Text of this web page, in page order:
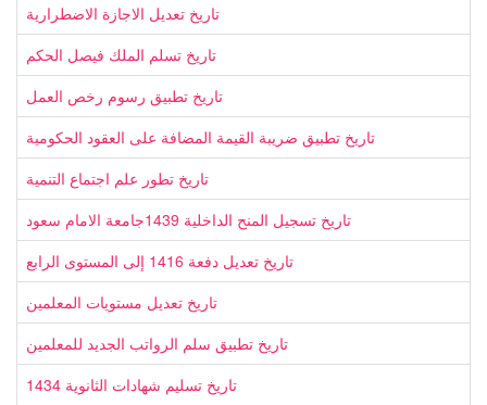
تاريخ تعديل الاجازة الاضطرارية
تاريخ تسلم الملك فيصل الحكم
تاريخ تطبيق رسوم رخص العمل
تاريخ تطبيق ضريبة القيمة المضافة على العقود الحكومية
تاريخ تطور علم اجتماع التنمية
تاريخ تسجيل المنح الداخلية 1439جامعة الامام سعود
تاريخ تعديل دفعة 1416 إلى المستوى الرابع
تاريخ تعديل مستويات المعلمين
تاريخ تطبيق سلم الرواتب الجديد للمعلمين
تاريخ تسليم شهادات الثانوية 1434